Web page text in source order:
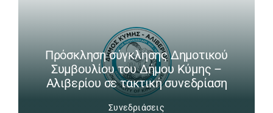
Πρόσκληση σύγκλησης Δημοτικού
Συμβουλίου του Δήμου Κύμης –
Αλιβερίου σε τακτική συνεδρίαση
Συνεδριάσεις